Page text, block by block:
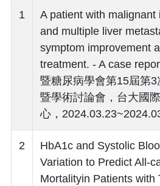
1
A patient with malignant
and multiple liver
symptom improvement
treatment. - A case
暨糖尿病學會第15屆第3
暨學術討論會，台大國
心，
2
HbA1c and Systolic
Variation to Predict All-
Mortalityin Patients with